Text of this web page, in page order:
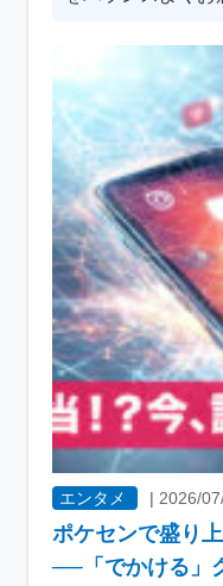
エンタメ | 2026/
ポケセンで盛り
──「でかける」